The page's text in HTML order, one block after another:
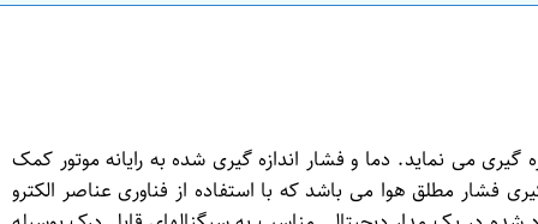
می نماید. دما و فشار اندازه گیری شده به رایانه موتور کمک
مطلق هوا می باشد که با استفاده از فناوری عناصر الکترو